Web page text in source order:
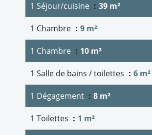
1 Séjour/cuisine 39 m²
1 Chambre 9 m²
1 Chambre 10 m²
1 Salle de bains / toilettes 6 m²
1 Dégagement 8 m²
1 Toilettes 1 m²